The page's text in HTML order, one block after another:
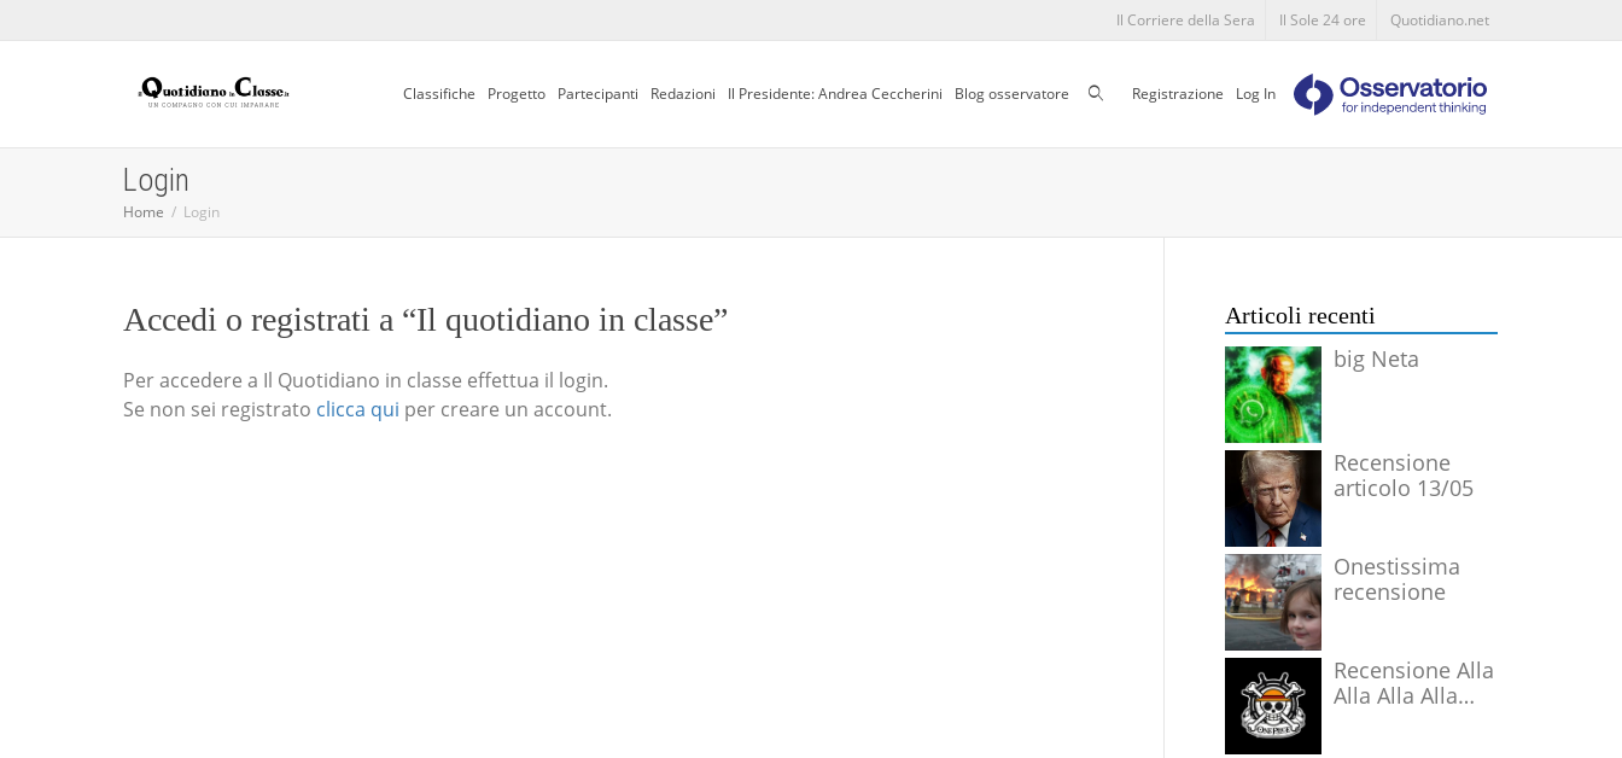
Il Corriere della Sera Il Sole 24 ore Quotidiano.net
Classifiche Progetto Partecipanti Redazioni Il Presidente: Andrea Ceccherini Blog osservatore CercaRegistrazione Log In
Login
Home Login
Accedi o registrati a “Il quotidiano in classe”
Per accedere a Il Quotidiano in classe effettua il login.
Se non sei registrato clicca qui per creare un account.
Articoli recenti
big Neta
Recensione
articolo 13/05
Onestissima
recensione
Recensione Alla
Alla Alla Alla